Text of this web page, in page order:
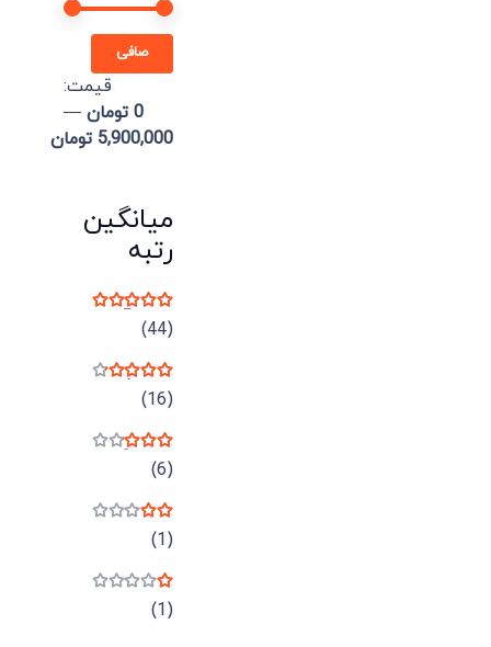
صافی
قيمت:
0 تومان
—
5,900,000 تومان
میانگین
رتبه
نمره
(44)
نمره(16)
نمره(6)
نمره(1)
نمره(1)